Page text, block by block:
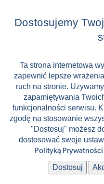
Zaliczka
Gorąca Malaga!
Hiszpania
16.09.2026 -
Dostosujemy
Ta strona internetowa
zapewnić lepsze
ruch na stronie.
zapamiętywania
funkcjonalności serwisu.
zgodę na stosowanie
"Dostosuj" możesz
dostosować swoje
Polityką Prywatności
Dostosuj